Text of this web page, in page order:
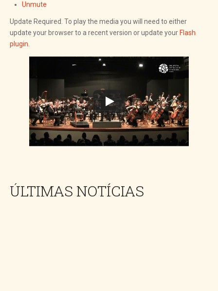
Unmute
Update Required. To play the media you will need to either
update your browser to a recent version or update yourFlash
plugin
ÚLTIMAS NOTÍCIAS